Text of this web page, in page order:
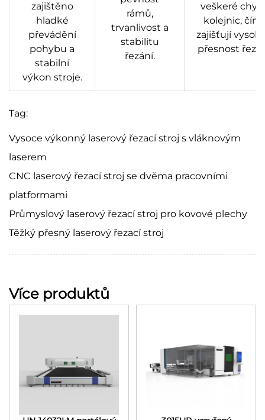
zajištěno
hladké
převádění
pohybu a
stabilní
výkon stroje.
rámů,
trvanlivost a
stabilitu
řezání.
veškeré
kolejnic,
zajišťují
přesnost
Tag:
Vysoce výkonný laserový řezací stroj s vláknovým
laserem
CNC laserový řezací stroj se dvěma pracovními
platformami
Průmyslový laserový řezací stroj pro kovové plechy
Těžký přesný laserový řezací stroj
Více produktů